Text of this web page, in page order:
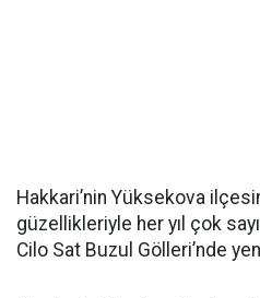
Hakkari’nin Yüksekova
güzellikleriyle her yıl çok
Cilo Sat Buzul Gölleri’nde